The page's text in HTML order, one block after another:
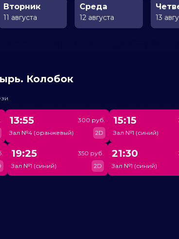
Вторник
11 августа
Среда
12 августа 13
Колобок
13:55
Зал №4 (оранжевый)
300 руб.
2D
15:15
Зал №1 (синий)
19:25
Зал №1 (синий)
350 руб.
2D
21:30
Зал №1 (синий)